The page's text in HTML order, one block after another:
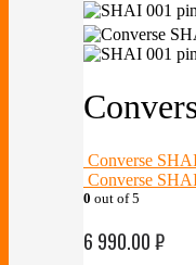
Converse
Converse
0 out of 5
6 990.00₽